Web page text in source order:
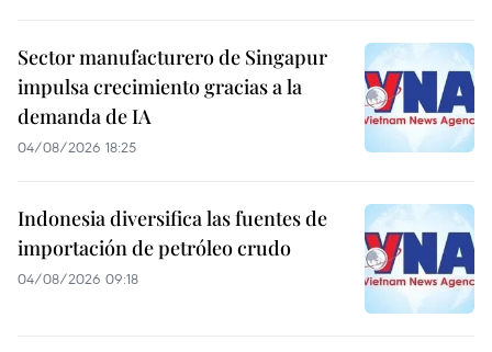
Sector manufacturero de Singapur
impulsa crecimiento gracias a la
demanda de IA
04/08/2026 18:25
Indonesia diversifica las fuentes de
importación de petróleo crudo
04/08/2026 09:18